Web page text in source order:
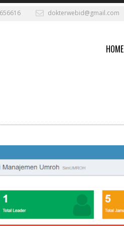
dokterwebid@gmail.com
HOME